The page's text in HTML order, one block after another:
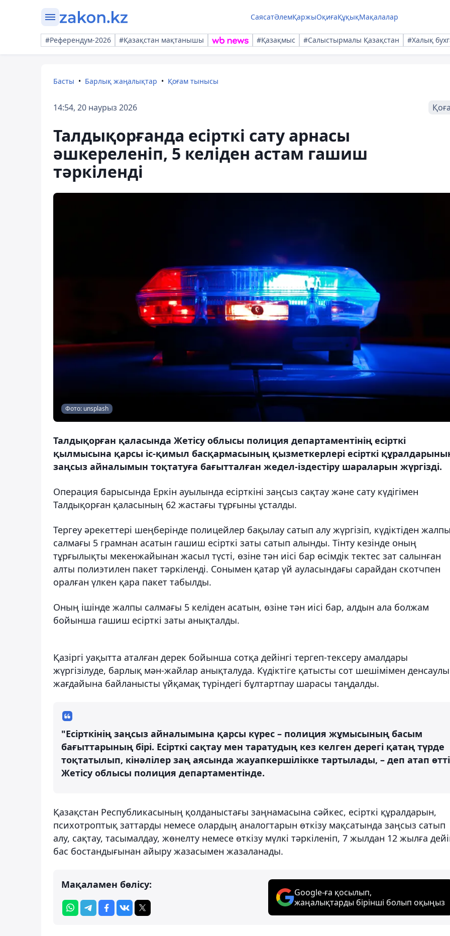
СаясатӘлемҚаржыОқиғаҚұқықМақалалар
#Референдум-2026 #Қазақстан мақтанышы #Қазақмыс #Салыстырмалы Қазақстан #Халық
Басты Барлық жаңалықтар Қоғам тынысы
14:54, 20 наурыз 2026
Талдықорғанда есірткі сату арнасы
әшкереленіп, 5 келіден астам гашиш
тәркіленді
Фото: unsplash
Талдықорған қаласында Жетісу облысы полиция департаментінің есірткі
қылмысына қарсы іс-қимыл басқармасының қызметкерлері есірткі
заңсыз айналымын тоқтатуға бағытталған жедел-іздестіру шараларын жүргізді.
Операция барысында Еркін ауылында есірткіні заңсыз сақтау және сату күдігімен
Талдықорған қаласының 62 жастағы тұрғыны ұсталды.
Тергеу әрекеттері шеңберінде полицейлер бақылау сатып алу жүргізіп, күдіктіден
салмағы 5 грамнан асатын гашиш есірткі заты сатып алынды. Тінту кезінде оның
тұрғылықты мекенжайынан жасыл түсті, өзіне тән иісі бар өсімдік тектес зат салынған
алты полиэтилен пакет тәркіленді. Сонымен қатар үй ауласындағы сарайдан скотчпен
оралған үлкен қара пакет табылды.
Оның ішінде жалпы салмағы 5 келіден асатын, өзіне тән иісі бар, алдын ала болжам
бойынша гашиш есірткі заты анықталды.
Қазіргі уақытта аталған дерек бойынша сотқа дейінгі тергеп-тексеру амалдары
жүргізілуде, барлық мән-жайлар анықталуда. Күдіктіге қатысты сот шешімімен
жағдайына байланысты үйқамақ түріндегі бұлтартпау шарасы таңдалды.
"Есірткінің заңсыз айналымына қарсы күрес – полиция жұмысының басым
бағыттарының бірі. Есірткі сақтау мен таратудың кез келген дерегі қатаң түрде
тоқтатылып, кінәлілер заң аясында жауапкершілікке тартылады, – деп атап өтті
Жетісу облысы полиция департаментінде.
Қазақстан Республикасының қолданыстағы заңнамасына сәйкес, есірткі құралдарын,
психотроптық заттарды немесе олардың аналогтарын өткізу мақсатында заңсыз сатып
алу, сақтау, тасымалдау, жөнелту немесе өткізу мүлкі тәркіленіп, 7 жылдан 12 жылға
бас бостандығынан айыру жазасымен жазаланады.
Мақаламен бөлісу:
Google-ға қосылып,
жаңалықтарды бірінші болып оқыңыз